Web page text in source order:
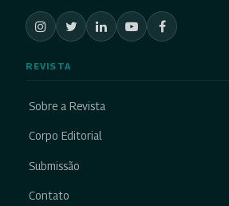
REVISTA
Sobre a Revista
Corpo Editorial
Submissão
Contato